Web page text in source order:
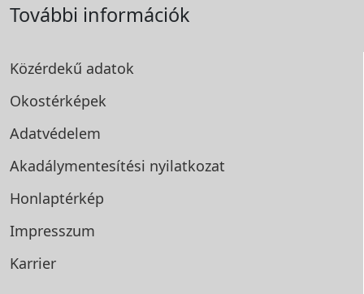
További információk
Közérdekű adatok
Okostérképek
Adatvédelem
Akadálymentesítési nyilatkozat
Honlaptérkép
Impresszum
Karrier